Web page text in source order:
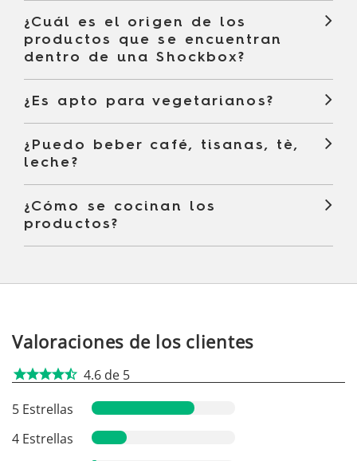
¿Cuál es el origen de los
productos que se encuentran
dentro de una Shockbox?
¿Es apto para vegetarianos?
¿Puedo beber café, tisanas, tè,
leche?
¿Cómo se cocinan los
productos?
Valoraciones de los clientes
starstarstarstarstar_half 4.6 de 5
5 Estrellas
4 Estrellas